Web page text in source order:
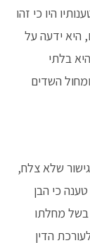
היו כי זהו
היא ידעה על
בלתי
השדים
שלא צלח,
כי הבן
בשל מחלתו
הדין